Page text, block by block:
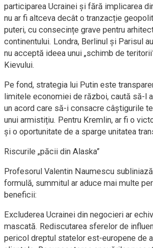
participarea Ucrainei și fără implicarea
nu ar fi altceva decât o tranzacție
puteri, cu consecințe grave pentru
continentului. Londra, Berlinul și Parisul
nu acceptă ideea unui „schimb de
Kievului.
Pe fond, strategia lui Putin este
limitele economiei de război, caută să-l
un acord care să-i consacre câștigurile
unui armistițiu. Pentru Kremlin, ar fi o
și o oportunitate de a sparge unitatea
Riscurile „păcii din Alaska”
Profesorul Valentin Naumescu
formulă, summitul ar aduce mai multe
beneficii:
Excluderea Ucrainei din negocieri ar
mascată. Rediscutarea sferelor de
pericol dreptul statelor est-europene de